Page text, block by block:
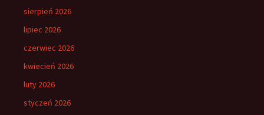
sierpień 2026
lipiec 2026
czerwiec 2026
kwiecień 2026
luty 2026
styczeń 2026